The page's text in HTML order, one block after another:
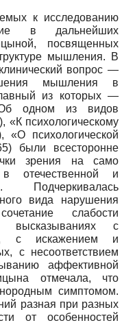
к исследованию
в дальнейших
посвященных
мышления. В
вопрос —
мышления в
из которых —
одном из видов
психологическому
«О психологической
были всесторонне
зрения на само
в отечественной и
Подчеркивалась
вида нарушения
слабости
высказываниях с
с искажением и
с несоответствием
аффективной
отмечала, что
симптомом.
разная при разных
от особенностей